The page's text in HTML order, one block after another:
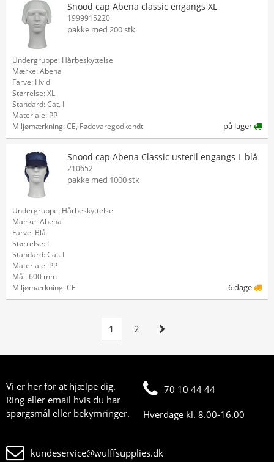
Snood cap Abena classic engangs XL
1999915220
pakke med 200 stk
Undergruppe: Hårbeskyttelse
Mærke: Abena
Farve: Hvid
Størrelse: XL
Standard: Cat. I
Materiale: PP
Miljømærkning: CE, Fødevaregodkendt
på lager
Snood cap Abena Classic usteril engangs L blå
210652
pakke med 1000 stk
Undergruppe: Hårbeskyttelse
Mærke: Abena
Farve: Blå
Størrelse: L
Standard: Cat. I
Materiale: PP
Mål: 600 mm
Miljømærkning: CE
6 dage
1 2
Vi er her for at hjælpe dig.
Ring eller email hvis du har
spørgsmål eller bekymringer.
70 10 44 44
Hverdage kl. 8.00-16.00
kundeservice@wulffsupplies.dk